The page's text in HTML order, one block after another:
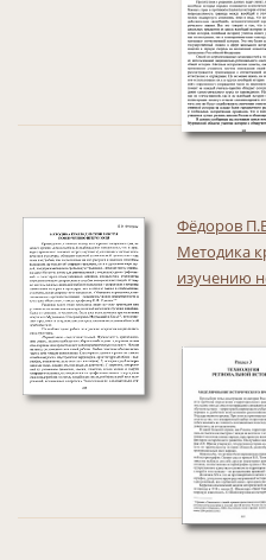
Фёдоров
Методика
изучению